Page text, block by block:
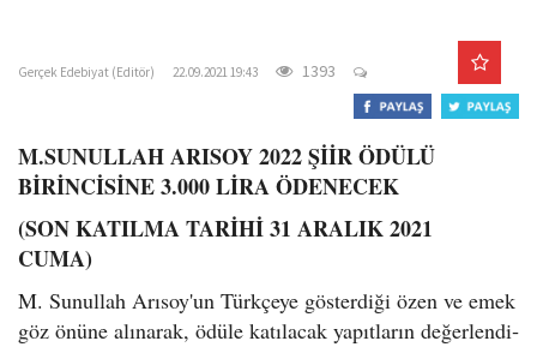
Gerçek Edebiyat (Editör) 22.09.2021 19:43 1393
M.SU­NUL­LAH ARI­SOY 2022 ŞİİR ÖDÜLÜ
BİRİNCİSİNE 3.000 LİRA ÖDENECEK
(SON KATILMA TARİHİ 31 ARALIK 2021
CUMA)
M. Su­nul­lah Arısoy'un Türk­çe­ye gös­ter­di­ği özen ve emek
göz önüne alı­na­rak, ödüle ka­tı­la­cak ya­pıt­la­rın de­ğer­len­di­